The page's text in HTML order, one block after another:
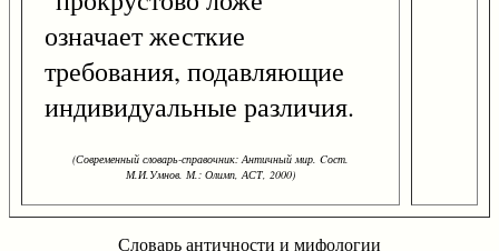
означает жесткие
требования, подавляющие
индивидуальные различия.
(Современный словарь-справочник: Античный мир. Cост.
М.И.Умнов. М.: Олимп, АСТ, 2000)
Словарь античности и мифологии